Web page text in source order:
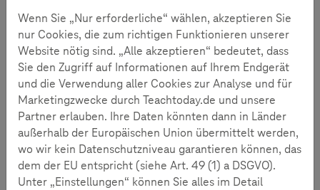
Kompetenzen entwickeln.
Für Eltern ist es oft nicht leicht, dabei den Überblick zu
behalten und sinnvoll zu begleiten. Der
Medienkompetenztest unterstützt dabei, besser zu
verstehen, wie ihr Kind mit digitalen Medien umgeht und
wo sie in der Begleitung ihres Kindes bereits stark sind oder
wo es noch Unsicherheiten gibt.
Wenn Sie „Nur erforderliche“ wählen, akzeptieren Sie
nur Cookies, die zum richtigen Funktionieren unserer
Website nötig sind. „Alle akzeptieren“ bedeutet, dass
Sie den Zugriff auf Informationen auf Ihrem Endgerät
und die Verwendung aller Cookies zur Analyse und für
Marketingzwecke durch Teachtoday.de und unsere
Partner erlauben. Ihre Daten könnten dann in Länder
außerhalb der Europäischen Union übermittelt werden,
wo wir kein Datenschutzniveau garantieren können, das
dem der EU entspricht (siehe Art. 49 (1) a DSGVO).
Unter „Einstellungen“ können Sie alles im Detail